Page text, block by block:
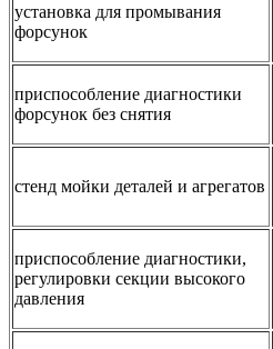
установка для промывания
форсунок
приспособление диагностики
форсунок без снятия
стенд мойки деталей и агрегатов
приспособление диагностики,
регулировки секции высокого
давления